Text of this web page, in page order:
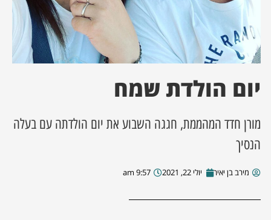
מסע מלחמה
השבוע
מקומית
עסקים
יום הולדת שמח
מורן חדד המהממת, חגגה השבוע את יום הולדתה עם בעלה
הנסיך
מירב בן יאיר יולי 22, 2021 9:57 am